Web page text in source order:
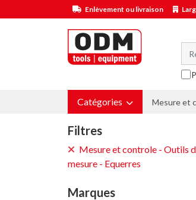
Enlèvement ou livraison
Catégories Mesure et
Filtres
Mesure et controle - Outils
mesure - Equerres
Marques